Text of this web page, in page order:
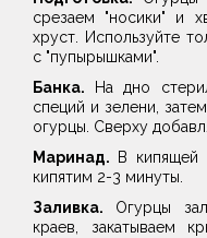
срезаем "носики" и
хруст. Используйте
с "пупырышками".
Банка.
На дно
специй и зелени,
огурцы. Сверху
Маринад.
В
кипящей
кипятим 2-3 минуты.
Заливка. Огурцы
краев, закатываем